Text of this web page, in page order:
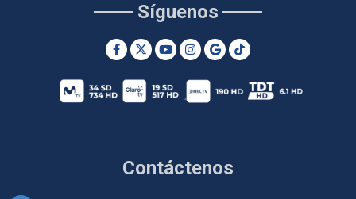
Contáctenos
Síguenos